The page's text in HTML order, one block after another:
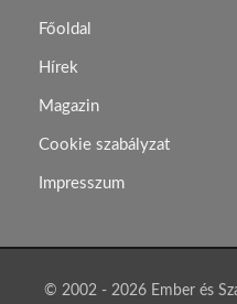
Főoldal
Hírek
Magazin
Cookie szabályzat
Impresszum
© 2002 - 2026 Ember és